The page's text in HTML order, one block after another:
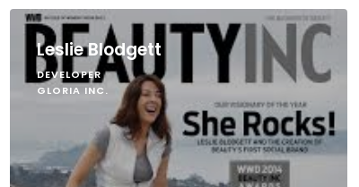
Leslie Blodgett
DEVELOPER
GLORIA INC.